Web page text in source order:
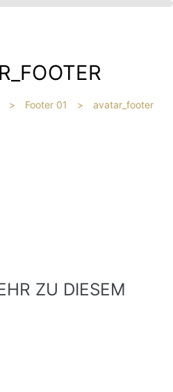
> Footer 01 > avatar_footer
ZU DIESEM